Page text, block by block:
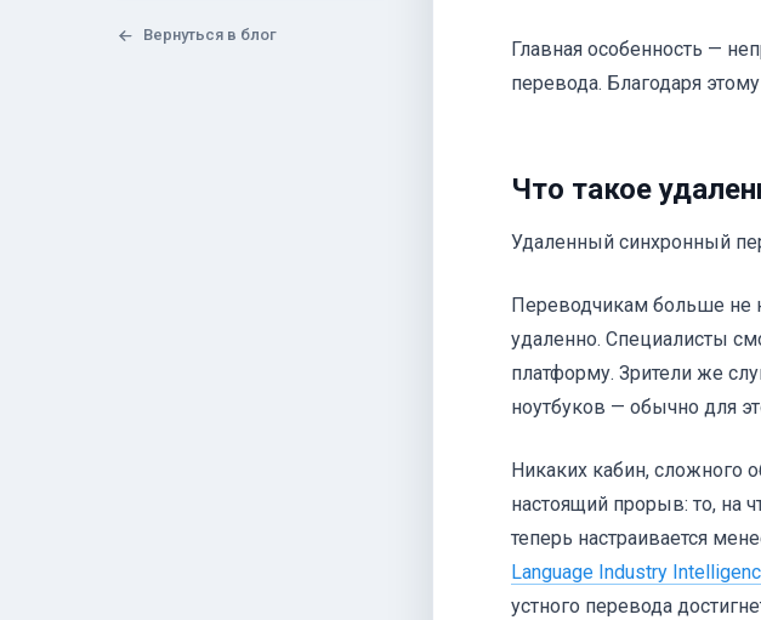
Вернуться в блог
Главная особенность —
перевода. Благодаря
Что такое
Удаленный синхронный
Переводчикам больше не
удаленно. Специалисты
платформу. Зрители же
ноутбуков — обычно для
Никаких кабин, сложного
настоящий прорыв: то, на
теперь настраивается
Language Industry
устного перевода